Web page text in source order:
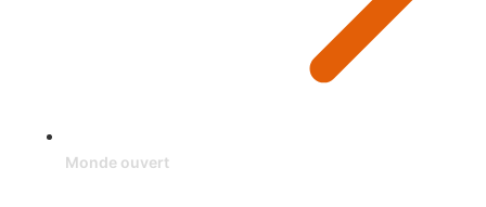
Monde ouvert